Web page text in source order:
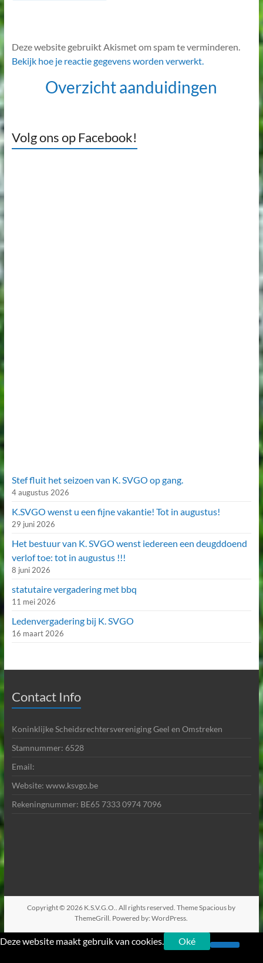
Deze website gebruikt Akismet om spam te verminderen.
Bekijk hoe je reactie gegevens worden verwerkt.
Overzicht aanduidingen
Volg ons op Facebook!
Stef fluit het seizoen van K. SVGO op gang.
4 augustus 2026
K.SVGO wenst u een fijne vakantie! Tot in augustus!
29 juni 2026
Het bestuur van K. SVGO wenst iedereen een deugddoend
verlof toe: tot in augustus !!!
8 juni 2026
statutaire vergadering met bbq
11 mei 2026
Ledenvergadering bij K. SVGO
16 maart 2026
Contact Info
Koninklijke Scheidsrechtersvereniging Geel en Omstreken
Stamnummer: 6528
Email:
Website: www.ksvgo.be
Rekeningnummer: BE65 7333 0974 7096
Copyright © 2026 K.S.V.G.O.. All rights reserved. ThemeSpacious by
ThemeGrill. Powered by:WordPress.
Deze website maakt gebruik van cookies. Oké